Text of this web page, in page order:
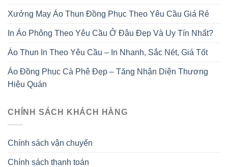
Xưởng May Áo Thun Đồng Phục Theo Yêu Cầu Giá Rẻ
In Áo Phông Theo Yêu Cầu Ở Đâu Đẹp Và Uy Tín Nhất?
Áo Thun In Theo Yêu Cầu – In Nhanh, Sắc Nét, Giá Tốt
Áo Đồng Phục Cà Phê Đẹp – Tăng Nhận Diện Thương
Hiệu Quán
CHÍNH SÁCH KHÁCH HÀNG
Chính sách vận chuyển
Chính sách thanh toán